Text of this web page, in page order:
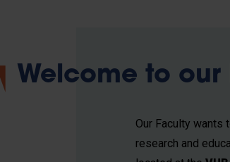
Welcome to our
Our Faculty wants
research and